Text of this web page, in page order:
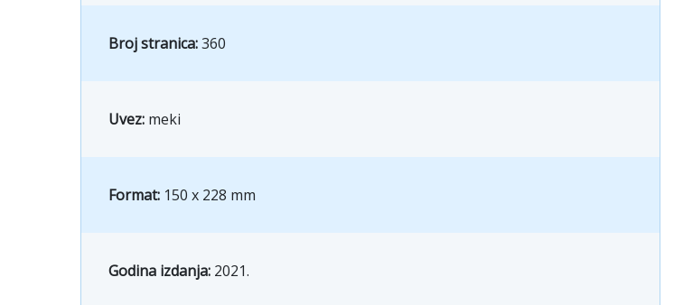
Broj stranica:360
Uvez: meki
Format: 150 x 228 mm
Godina izdanja: 2021.